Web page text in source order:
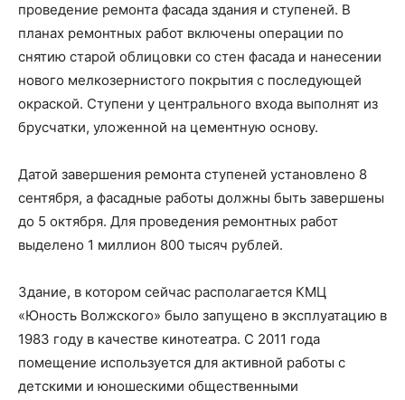
проведение ремонта фасада здания и ступеней. В
планах ремонтных работ включены операции по
снятию старой облицовки со стен фасада и нанесении
нового мелкозернистого покрытия с последующей
окраской. Ступени у центрального входа выполнят из
брусчатки, уложенной на цементную основу.
Датой завершения ремонта ступеней установлено 8
сентября, а фасадные работы должны быть завершены
до 5 октября. Для проведения ремонтных работ
выделено 1 миллион 800 тысяч рублей.
Здание, в котором сейчас располагается КМЦ
«Юность Волжского» было запущено в эксплуатацию в
1983 году в качестве кинотеатра. С 2011 года
помещение используется для активной работы с
детскими и юношескими общественными